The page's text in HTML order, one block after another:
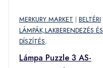
MERKURY MARKET | BELTÉRI
LÁMPÁK,LAKBERENDEZÉS ÉS
DÍSZÍTÉS,
Lámpa Puzzle 3 AS-